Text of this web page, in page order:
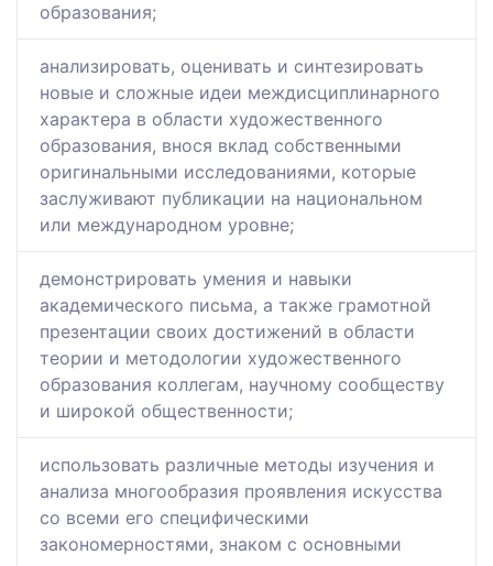
образования;
анализировать, оценивать и синтезировать
новые и сложные идеи междисциплинарного
характера в области художественного
образования, внося вклад собственными
оригинальными исследованиями, которые
заслуживают публикации на национальном
или международном уровне;
демонстрировать умения и навыки
академического письма, а также грамотной
презентации своих достижений в области
теории и методологии художественного
образования коллегам, научному сообществу
и широкой общественности;
использовать различные методы изучения и
анализа многообразия проявления искусства
со всеми его специфическими
закономерностями, знаком с основными